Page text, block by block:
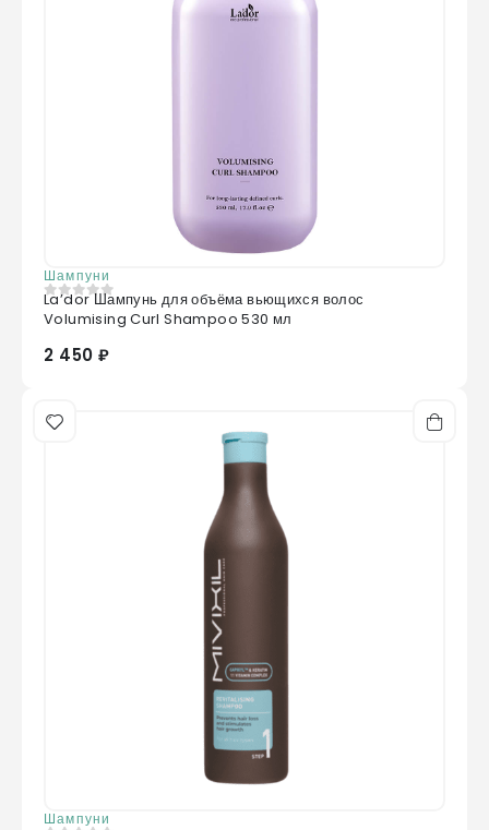
Шампуни
0из 5
La’dor Шампунь для объёма вьющихся волос
Volumising Curl Shampoo 530 мл
2 450 ₽
Шампуни